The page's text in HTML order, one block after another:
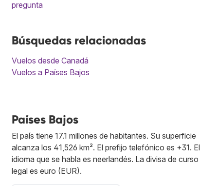
pregunta
Búsquedas relacionadas
Vuelos desde Canadá
Vuelos a Países Bajos
Países Bajos
El país tiene 17.1 millones de habitantes. Su superficie
alcanza los 41,526 km². El prefijo telefónico es +31. El
idioma que se habla es neerlandés. La divisa de curso
legal es euro (EUR).